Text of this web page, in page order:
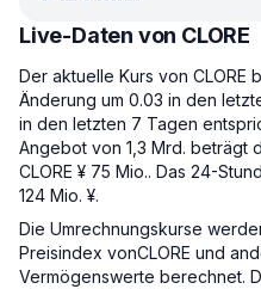
Live-Daten von CLORE
Der aktuelle Kurs von CLORE
Änderung um 0.03 in den
in den letzten 7 Tagen
Angebot von 1,3 Mrd. beträgt
CLORE ¥ 75 Mio.. Das 24-
124 Mio. ¥.
Die Umrechnungskurse
Preisindex vonCLORE und
Vermögenswerte berechnet.